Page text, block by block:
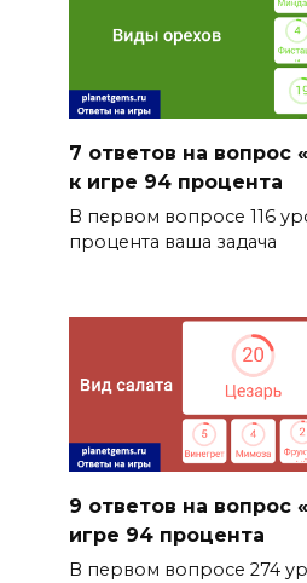
7 ответов на вопрос
к игре 94 процента
В первом вопросе 116
процента ваша задача
9 ответов на вопрос
игре 94 процента
В первом вопросе 274